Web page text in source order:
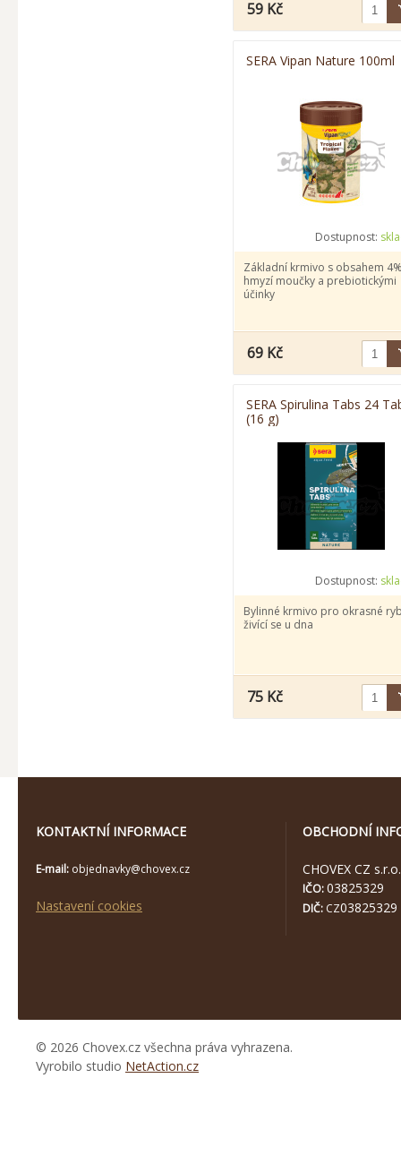
59 Kč
SERA Vipan Nature 100ml
Dostupnost:
Základní krmivo s obsahem
hmyzí moučky a prebiotickými
účinky
69 Kč
SERA Spirulina Tabs 24
(16 g)
Dostupnost:
Bylinné krmivo pro okrasné
živící se u dna
75 Kč
KONTAKTNÍ INFORMACE
E-mail: objednavky@chovex.cz
Nastavení cookies
OBCHODNÍ
CHOVEX CZ s.r.o.
IČO:03825329
DIČ: CZ03825329
© 2026 Chovex.cz všechna práva vyhrazena.
Vyrobilo studio NetAction.cz